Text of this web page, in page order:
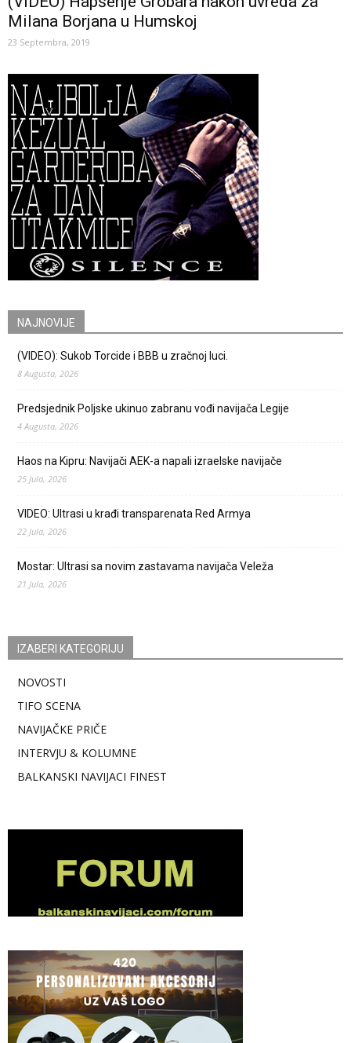
Milana Borjana u Humskoj
23 Septembra, 2019
NAJNOVIJE
(VIDEO): Sukob Torcide i BBB u zračnoj luci.
8 Augusta, 2026
Predsjednik Poljske ukinuo zabranu vođi navijača Legije
4 Augusta, 2026
Haos na Kipru: Navijači AEK-a napali izraelske navijače
25 Jula, 2026
VIDEO: Ultrasi u krađi transparenata Red Armya
22 Jula, 2026
Mostar: Ultrasi sa novim zastavama navijača Veleža
21 Jula, 2026
IZABERI KATEGORIJU
NOVOSTI
TIFO SCENA
NAVIJAČKE PRIČE
INTERVJU & KOLUMNE
BALKANSKI NAVIJACI FINEST